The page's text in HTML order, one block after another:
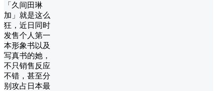
「久间田琳
加」就是这么
狂，近日同时
发售个人第一
本形象书以及
写真书的她，
不只销售反应
不错，甚至分
别攻占日本最